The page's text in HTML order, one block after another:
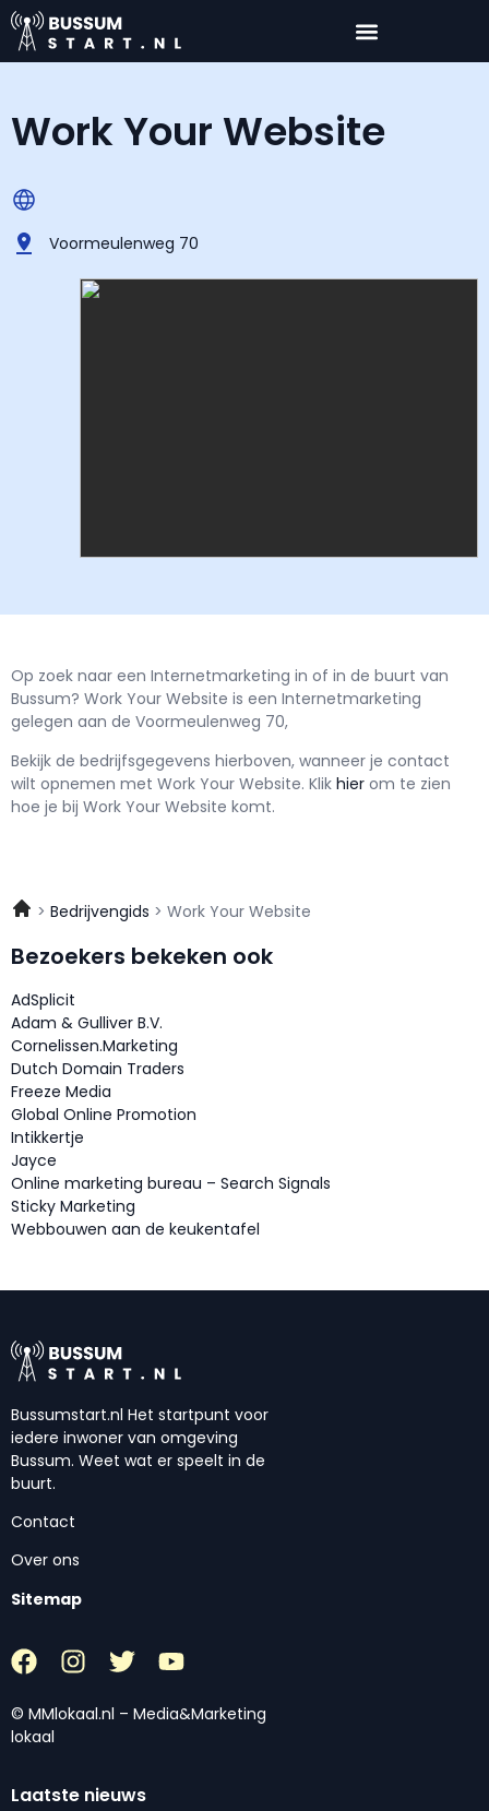
Work Your Website
Voormeulenweg 70
Op zoek naar een Internetmarketing in of in de buurt van
Bussum? Work Your Website is een Internetmarketing
gelegen aan de Voormeulenweg 70,
Bekijk de bedrijfsgegevens hierboven, wanneer je contact
wilt opnemen met Work Your Website. Klik hier om te zien
hoe je bij Work Your Website komt.
Bedrijvengids Work Your Website
Bezoekers bekeken ook
AdSplicit
Adam & Gulliver B.V.
Cornelissen.Marketing
Dutch Domain Traders
Freeze Media
Global Online Promotion
Intikkertje
Jayce
Online marketing bureau – Search Signals
Sticky Marketing
Webbouwen aan de keukentafel
Bussumstart.nl Het startpunt voor
iedere inwoner van omgeving
Bussum. Weet wat er speelt in de
buurt.
Contact
Over ons
Sitemap
© MMlokaal.nl – Media&Marketing
lokaal
Laatste nieuws